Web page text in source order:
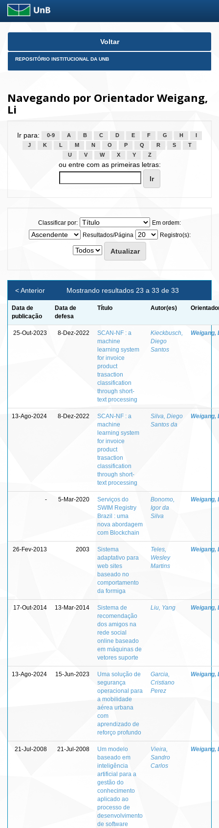
Skip
Voltar
REPOSITÓRIO INSTITUCIONAL DA UNB
Navegando por Orientador Weigang,
Li
Ir para: 0-9 A B C D E F G H
J
K L M N O P Q R S
T
U
V W X Y Z
ou entre com as primeiras letras:
Classificar por:
Em ordem:
Resultados/Página
Registro(s):
Mostrando resultados 23 a 33 de 33
< Anterior
Data de
publicação
Data de
defesa
Título Autor(es)
25-Out-2023 8-Dez-2022
SCAN-NF : a
machine
learning system
for invoice
product
trasaction
classification
through short-
text processing
Kieckbusch,
Diego
Santos
Weigang,
13-Ago-2024 8-Dez-2022
SCAN-NF : a
machine
learning system
for invoice
product
trasaction
classification
through short-
text processing
Silva, Diego
Santos da
Weigang,
- 5-Mar-2020
Serviços do
SWIM Registry
Brazil : uma
nova abordagem
com Blockchain
Bonomo,
Igor da
Silva
Weigang,
26-Fev-2013 2003
Sistema
adaptativo para
web sites
baseado no
comportamento
da formiga
Teles,
Wesley
Martins
Weigang,
17-Out-2014 13-Mar-2014
Sistema de
recomendação
dos amigos na
rede social
online baseado
em máquinas de
vetores suporte
Liu, Yang Weigang,
13-Ago-2024 15-Jun-2023
Uma solução de
segurança
operacional para
a mobilidade
aérea urbana
com
aprendizado de
reforço profundo
Garcia,
Cristiano
Perez
Weigang,
21-Jul-2008 21-Jul-2008
Um modelo
baseado em
inteligência
artificial para a
gestão do
conhecimento
aplicado ao
processo de
desenvolvimento
de software
Vieira,
Sandro
Carlos
Weigang,